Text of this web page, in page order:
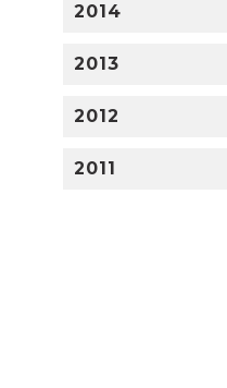
2014
2013
2012
2011